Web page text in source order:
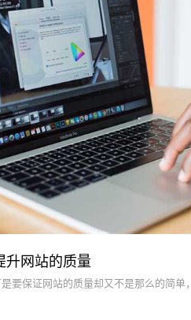
升网站的质量